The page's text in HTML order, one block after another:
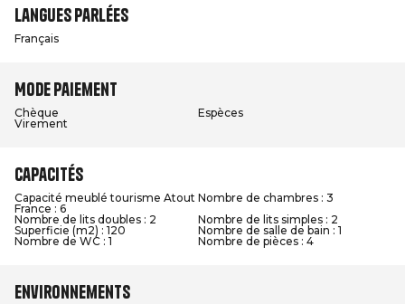
Langues parlées
Français
Mode paiement
Chèque
Espèces
Virement
Capacités
Capacité meublé tourisme Atout
France : 6
Nombre de chambres : 3
Nombre de lits doubles : 2
Nombre de lits simples : 2
Superficie (m2) : 120
Nombre de salle de bain : 1
Nombre de WC : 1
Nombre de pièces : 4
Environnements